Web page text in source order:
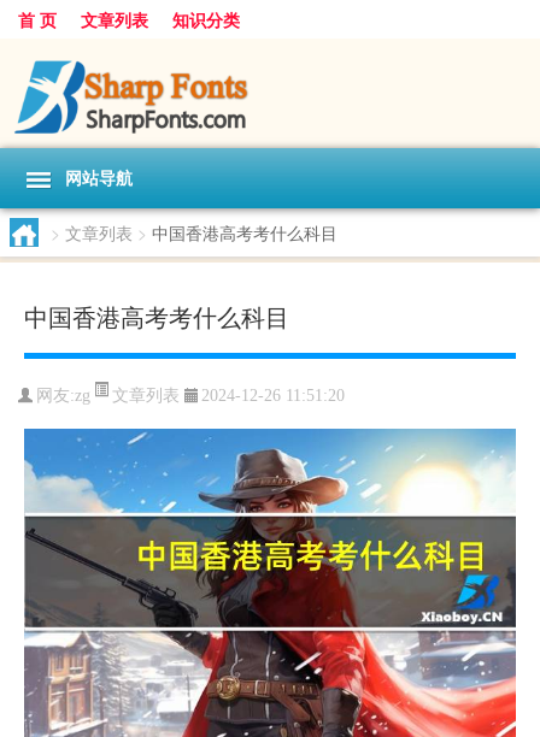
首 页 文章列表 知识分类
网站导航
> 文章列表 > 中国香港高考考什么科目
中国香港高考考什么科目
网友:zg 文章列表 2024-12-26 11:51:20